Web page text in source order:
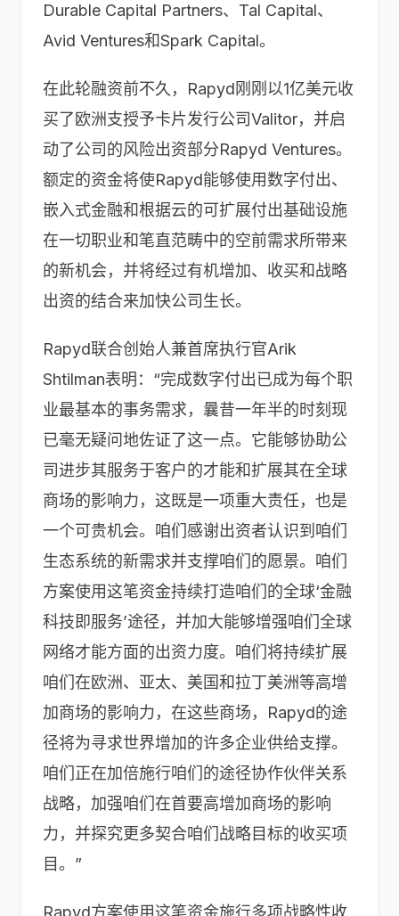
Durable Capital Partners、Tal Capital、
Avid Ventures和Spark Capital。
在此轮融资前不久，Rapyd刚刚以1亿美元收
买了欧洲支授予卡片发行公司Valitor，并启
动了公司的风险出资部分Rapyd Ventures。
额定的资金将使Rapyd能够使用数字付出、
嵌入式金融和根据云的可扩展付出基础设施
在一切职业和笔直范畴中的空前需求所带来
的新机会，并将经过有机增加、收买和战略
出资的结合来加快公司生长。
Rapyd联合创始人兼首席执行官Arik
Shtilman表明：“完成数字付出已成为每个职
业最基本的事务需求，曩昔一年半的时刻现
已毫无疑问地佐证了这一点。它能够协助公
司进步其服务于客户的才能和扩展其在全球
商场的影响力，这既是一项重大责任，也是
一个可贵机会。咱们感谢出资者认识到咱们
生态系统的新需求并支撑咱们的愿景。咱们
方案使用这笔资金持续打造咱们的全球‘金融
科技即服务’途径，并加大能够增强咱们全球
网络才能方面的出资力度。咱们将持续扩展
咱们在欧洲、亚太、美国和拉丁美洲等高增
加商场的影响力，在这些商场，Rapyd的途
径将为寻求世界增加的许多企业供给支撑。
咱们正在加倍施行咱们的途径协作伙伴关系
战略，加强咱们在首要高增加商场的影响
力，并探究更多契合咱们战略目标的收买项
目。”
Rapyd方案使用这笔资金施行多项战略性收